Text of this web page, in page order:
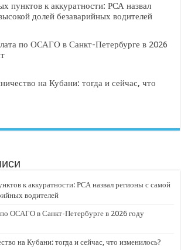
пунктов к аккуратности: РСА назвал
долей безаварийных водителей
по ОСАГО в Санкт-Петербурге в 2026
на Кубани: тогда и сейчас, что
к аккуратности: РСА назвал регионы с самой
водителей
ОСАГО в Санкт-Петербурге в 2026 году
на Кубани: тогда и сейчас, что изменилось?